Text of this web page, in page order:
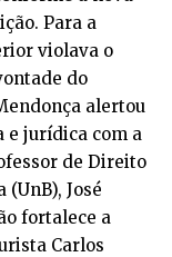
Para a
violava o
do
alertou
e jurídica com a
de Direito
José
fortalece a
Carlos